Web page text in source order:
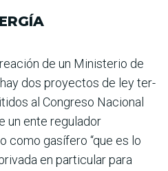
de un Ministerio de
hay dos proyectos de ley ter­
al Congreso Nacional
un ente regulador
como gasí­fero “que es lo
en par­ticular para